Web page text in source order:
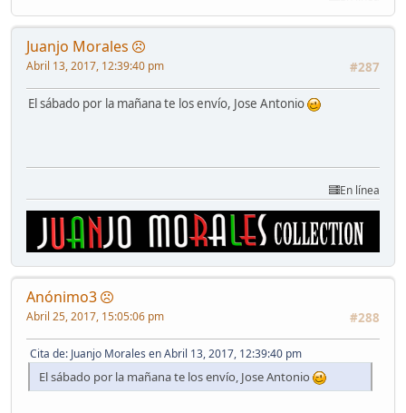
Juanjo Morales
#287
Abril 13, 2017, 12:39:40 pm
El sábado por la mañana te los envío, Jose Antonio
En línea
Anónimo3
#288
Abril 25, 2017, 15:05:06 pm
Cita de: Juanjo Morales en Abril 13, 2017, 12:39:40 pm
El sábado por la mañana te los envío, Jose Antonio